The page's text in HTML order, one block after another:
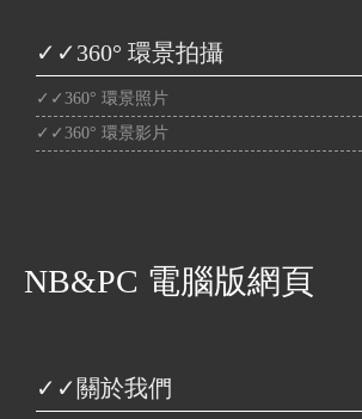
✓✓360° 環景拍攝
✓✓360° 環景照片
✓✓360° 環景影片
NB&PC 電腦版網頁
✓✓關於我們